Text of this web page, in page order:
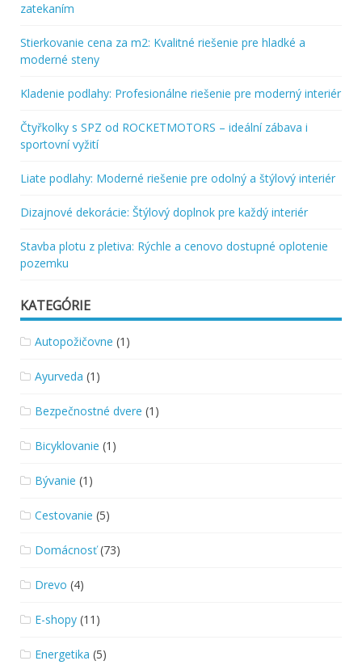
zatekaním
Stierkovanie cena za m2: Kvalitné riešenie pre hladké a
moderné steny
Kladenie podlahy: Profesionálne riešenie pre moderný interiér
Čtyřkolky s SPZ od ROCKETMOTORS – ideální zábava i
sportovní vyžití
Liate podlahy: Moderné riešenie pre odolný a štýlový interiér
Dizajnové dekorácie: Štýlový doplnok pre každý interiér
Stavba plotu z pletiva: Rýchle a cenovo dostupné oplotenie
pozemku
KATEGÓRIE
Autopožičovne (1)
Ayurveda (1)
Bezpečnostné dvere (1)
Bicyklovanie (1)
Bývanie (1)
Cestovanie (5)
Domácnosť(73)
Drevo (4)
E-shopy (11)
Energetika (5)